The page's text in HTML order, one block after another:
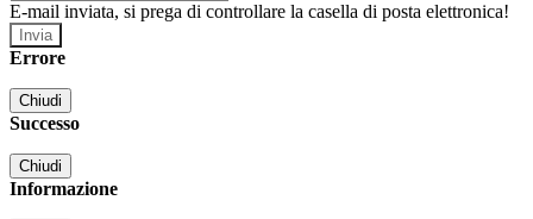
E-mail inviata, si prega di controllare la casella di posta elettronica!
Errore
Chiudi
Successo
Chiudi
Informazione